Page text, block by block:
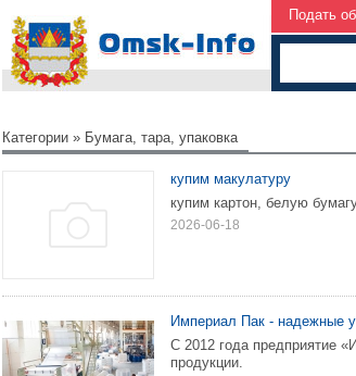
Подать
Категории » Бумага, тара, упаковка
купим макулатуру
купим картон, белую
2026-06-18
Империал Пак - надежные
С 2012 года предприятие
продукции.